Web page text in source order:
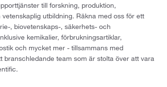
till forskning, produktion,
utbildning. Räkna med oss för ett
, biovetenskaps-, säkerhets- och
kemikalier, förbrukningsartiklar,
och mycket mer - tillsammans med
branschledande team som är stolta över att vara